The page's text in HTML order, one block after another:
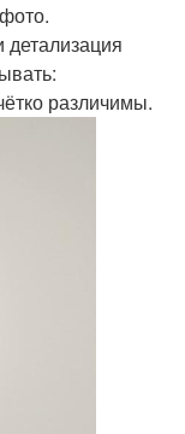
детализация
различимы.